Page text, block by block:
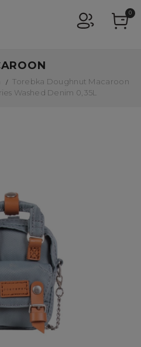
0
Torebka Doughnut Macaroon
Washed Denim 0,35L